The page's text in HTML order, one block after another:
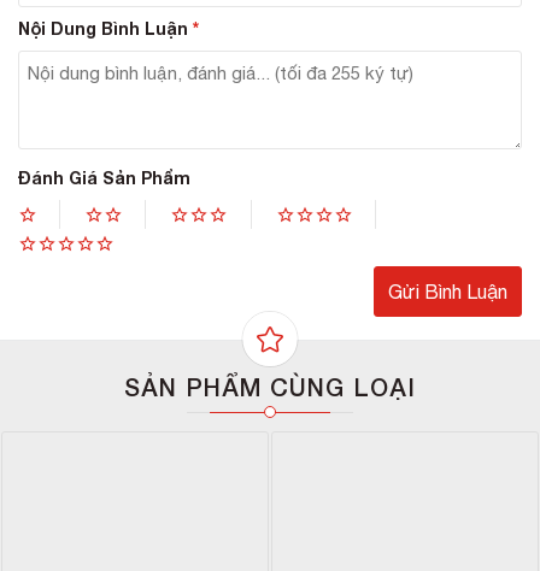
mụn sưng viêm tấy đỏ, giúp giảm tính mẫn cảm cho
da.
Chống viêm, kháng khuẩn trên da giúp giảm sự hình
thành mụn mới, loại bỏ các nhân mụn cũ dưới da.
khỏe khoắn.
ngừa mụn hiệu quả.
Hỗ trợ chống oxy hóa da, ngăn ngừa các dấu hiệu
Nội Dung Bình Luận *
Đánh Giá Sản Phẩm
SẢN PHẨM CÙNG LOẠI